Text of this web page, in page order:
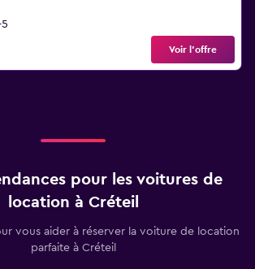
Voir l’offre
pour les voitures de
location à Créteil
vous aider à réserver la voiture de location
parfaite à Créteil